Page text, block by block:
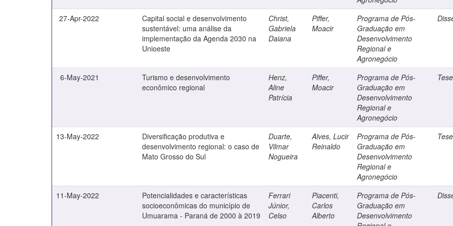
27-Apr-2022
Capital social e desenvolvimento
sustentável: uma análise da
implementação da Agenda 2030 na
Unioeste
Christ,
Gabriela
Daiana
Piffer,
Moacir
Programa de Pós-
Graduação em
Desenvolvimento
Regional e
Agronegócio
6-May-2021
Turismo e desenvolvimento
econômico regional
Henz,
Aline
Patrícia
Piffer,
Moacir
Programa de Pós-
Graduação em
Desenvolvimento
Regional e
Agronegócio
Tese
13-May-2022
Diversificação produtiva e
desenvolvimento regional: o caso de
Mato Grosso do Sul
Duarte,
Vilmar
Nogueira
Alves, Lucir
Reinaldo
Programa de Pós-
Graduação em
Desenvolvimento
Regional e
Agronegócio
Tese
11-May-2022
Potencialidades e características
socioeconômicas do município de
Umuarama - Paraná de 2000 à 2019
Ferrari
Júnior,
Celso
Piacenti,
Carlos
Alberto
Programa de Pós-
Graduação em
Desenvolvimento